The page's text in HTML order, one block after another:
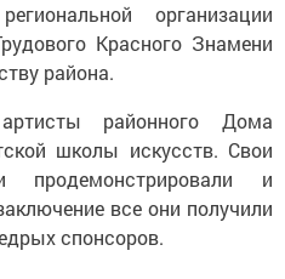
организации
Красного Знамени
района.
районного Дома
школы искусств. Свои
продемонстрировали и
все они получили
спонсоров.